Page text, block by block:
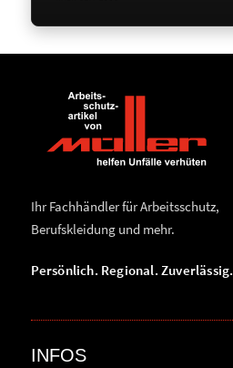
Ihr Fachhändler für Arbeitsschutz,
Berufskleidung und mehr.
Persönlich. Regional. Zuverlässig.
INFOS